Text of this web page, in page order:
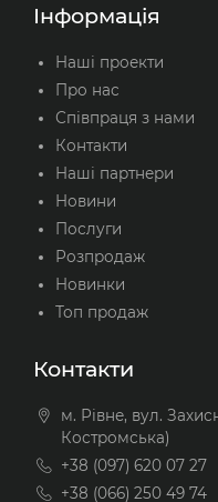
Інформація
Наші проекти
Про нас
Співпраця з нами
Контакти
Наші партнери
Новини
Послуги
Розпродаж
Новинки
Топ продаж
Контакти
м. Рівне, вул.
Костромська)
+38 (097) 620 07 27
+38 (066) 250 49 74